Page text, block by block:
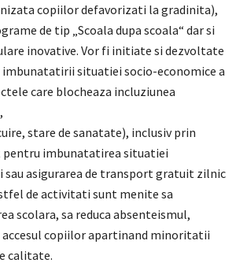
copiilor defavorizati la gradinita),
de tip „Scoala dupa scoala“ dar si
inovative. Vor fi initiate si dezvoltate
situatiei socio-economice a
care blocheaza incluziunea
stare de sanatate), inclusiv prin
pentru imbunatatirea situatiei
sau asigurarea de transport gratuit zilnic
de activitati sunt menite sa
scolara, sa reduca absenteismul,
accesul copiilor apartinand minoritatii
calitate.